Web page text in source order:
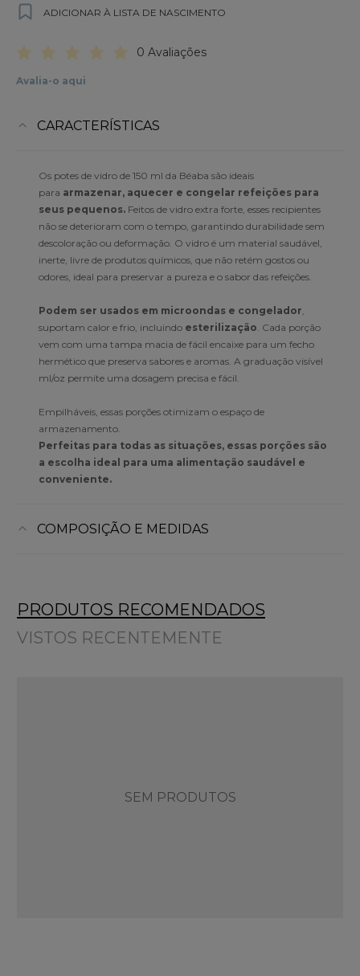
ADICIONAR À LISTA DE NASCIMENTO
0 Avaliações
Avalia-o aqui
CARACTERÍSTICAS
Os potes de vidro de 150 ml da Béaba são ideais
para armazenar, aquecer e congelar refeições para
seus pequenos. Feitos de vidro extra forte, esses recipientes
não se deterioram com o tempo, garantindo durabilidade sem
descoloração ou deformação. O vidro é um material saudável,
inerte, livre de produtos químicos, que não retém gostos ou
odores, ideal para preservar a pureza e o sabor das refeições.
Podem ser usados em microondas e congelador
suportam calor e frio, incluindo esterilização . Cada porção
vem com uma tampa macia de fácil encaixe para um fecho
hermético que preserva sabores e aromas. A graduação visível
ml/oz permite uma dosagem precisa e fácil.
Empilháveis, essas porções otimizam o espaço de
armazenamento.
Perfeitas para todas as situações, essas porções são
a escolha ideal para uma alimentação saudável e
conveniente.
COMPOSIÇÃO E MEDIDAS
PRODUTOS RECOMENDADOS
VISTOS RECENTEMENTE
SEM PRODUTOS